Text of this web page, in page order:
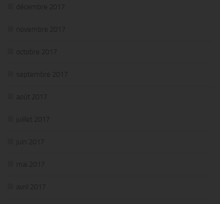
décembre 2017
novembre 2017
octobre 2017
septembre 2017
août 2017
juillet 2017
juin 2017
mai 2017
avril 2017